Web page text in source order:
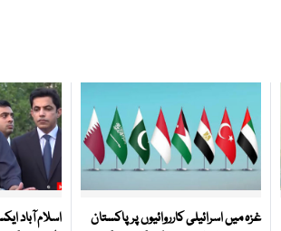
غزہ میں اسرائیلی کارروائیوں پر پاکستان
اسلام آباد